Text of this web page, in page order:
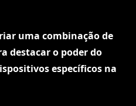
uma combinação de
destacar o poder do
específicos na